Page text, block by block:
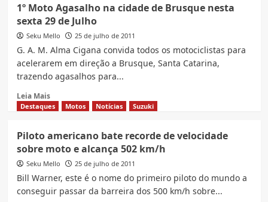
07
de
Agosto
Paranaguá
Motos
nos
dias
06
e
de
Agosto
2011
1º Moto Agasalho na cidade de Brusque nesta
sexta 29 de Julho
Seku Mello 25 de julho de 2011
G. A. M. Alma Cigana convida todos os motociclistas para
acelerarem em direção a Brusque, Santa Catarina,
trazendo agasalhos para...
Leia MaisRead
more
Moto
Agasalho
na
Brusque
Destaques Motos Notícias Suzuki
Piloto americano bate recorde de velocidade
sobre moto e alcança 502 km/h
Seku Mello 25 de julho de 2011
Bill Warner, este é o nome do primeiro piloto do mundo a
conseguir passar da barreira dos 500 km/h sobre...